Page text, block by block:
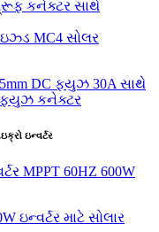
MC4 સોલર
ઇન્વર્ટર